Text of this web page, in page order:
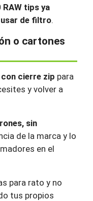
tips ya
de filtro.
o cartones
cierre zip para
y volver a
sin
de la marca y lo
en el
para rato y no
tus propios